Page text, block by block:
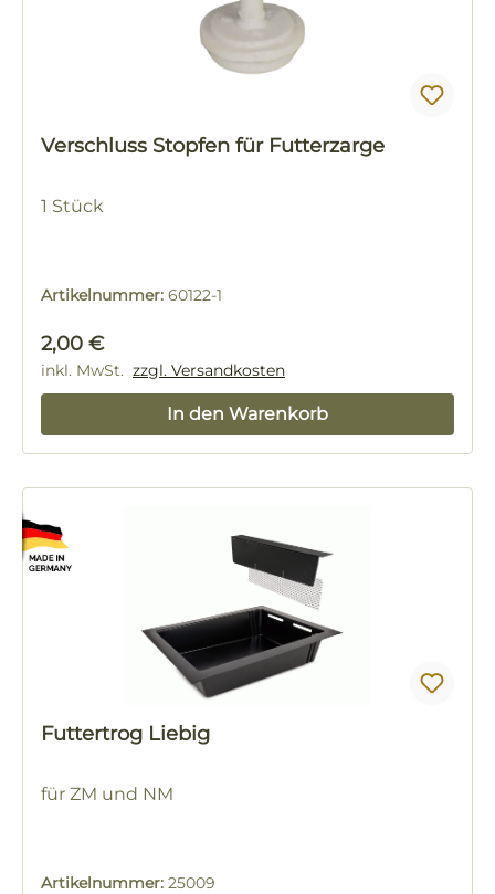
Verschluss Stopfen für Futterzarge
1 Stück
Artikelnummer: 60122-1
Regulärer Preis:
2,00 €
inkl. MwSt. zzgl. Versandkosten
In den Warenkorb
Futtertrog Liebig
für ZM und NM
Artikelnummer: 25009